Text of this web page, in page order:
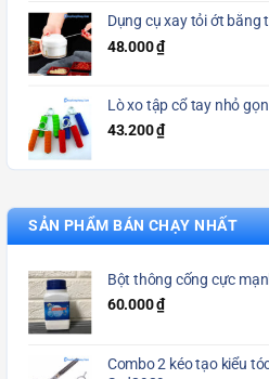
Dụng cụ xay tỏi ớt bằng
48.000₫
Lò xo tập cổ tay nhỏ
43.200₫
SẢN PHẨM BÁN CHẠY NHẤT
Bột thông cống cực
60.000₫
Combo 2 kéo tạo kiểu